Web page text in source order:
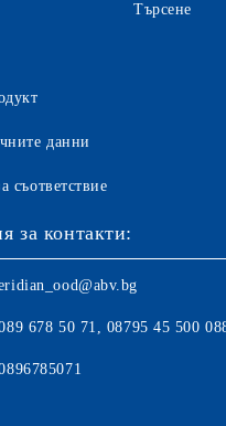
Търсене
данни
съответствие
за контакти:
678 50 71, 08795 45 500